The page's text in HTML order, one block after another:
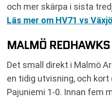
och mer skärpa i sista
Läs mer om HV71 vs
MALMÖ
Det small direkt i Malmö
en tidig utvisning, och
Pajuniemi 1-0. Innan fem